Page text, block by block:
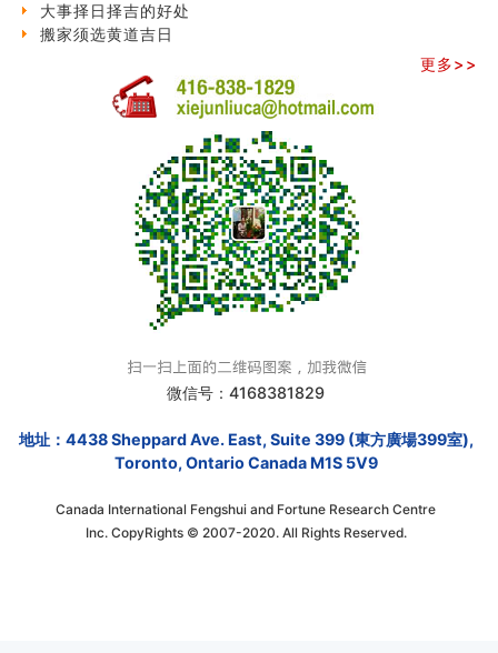
大事择日择吉的好处
搬家须选黄道吉日
更多>>
微信号：4168381829
地址：4438 Sheppard Ave. East, Suite 399 (東方廣場399室),
Toronto, Ontario Canada M1S 5V9
Canada International Fengshui and Fortune Research Centre
Inc. CopyRights © 2007-2020. All Rights Reserved.